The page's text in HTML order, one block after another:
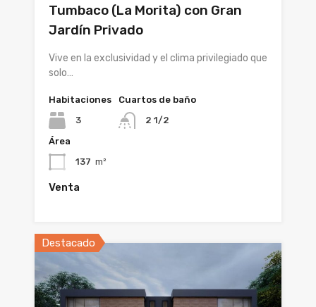
Tumbaco (La Morita) con Gran
Jardín Privado
Vive en la exclusividad y el clima privilegiado que
solo…
Habitaciones
3
Cuartos de baño
2 1/2
Área
137 m²
Venta
Destacado